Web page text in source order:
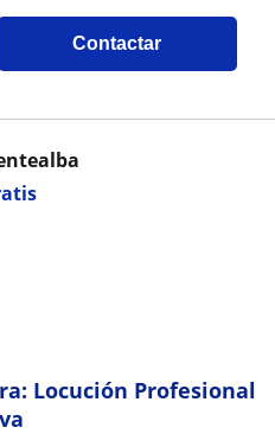
Contactar
Locución Profesional